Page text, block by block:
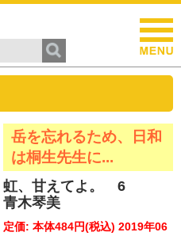
岳を忘れるため、日和
は桐生先生に...
虹、甘えてよ。 6
青木琴美
定価: 本体484円(税込) 2019年06